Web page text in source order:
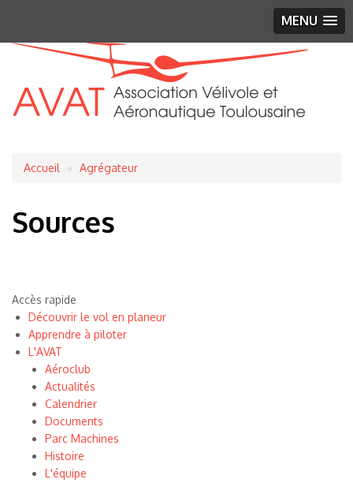
MENU
Fil
Accueil Agrégateur
Sources
Accès rapide
Découvrir le vol en planeur
Apprendre à piloter
L'AVAT
Aéroclub
Actualités
Calendrier
Documents
Parc Machines
Histoire
L'équipe